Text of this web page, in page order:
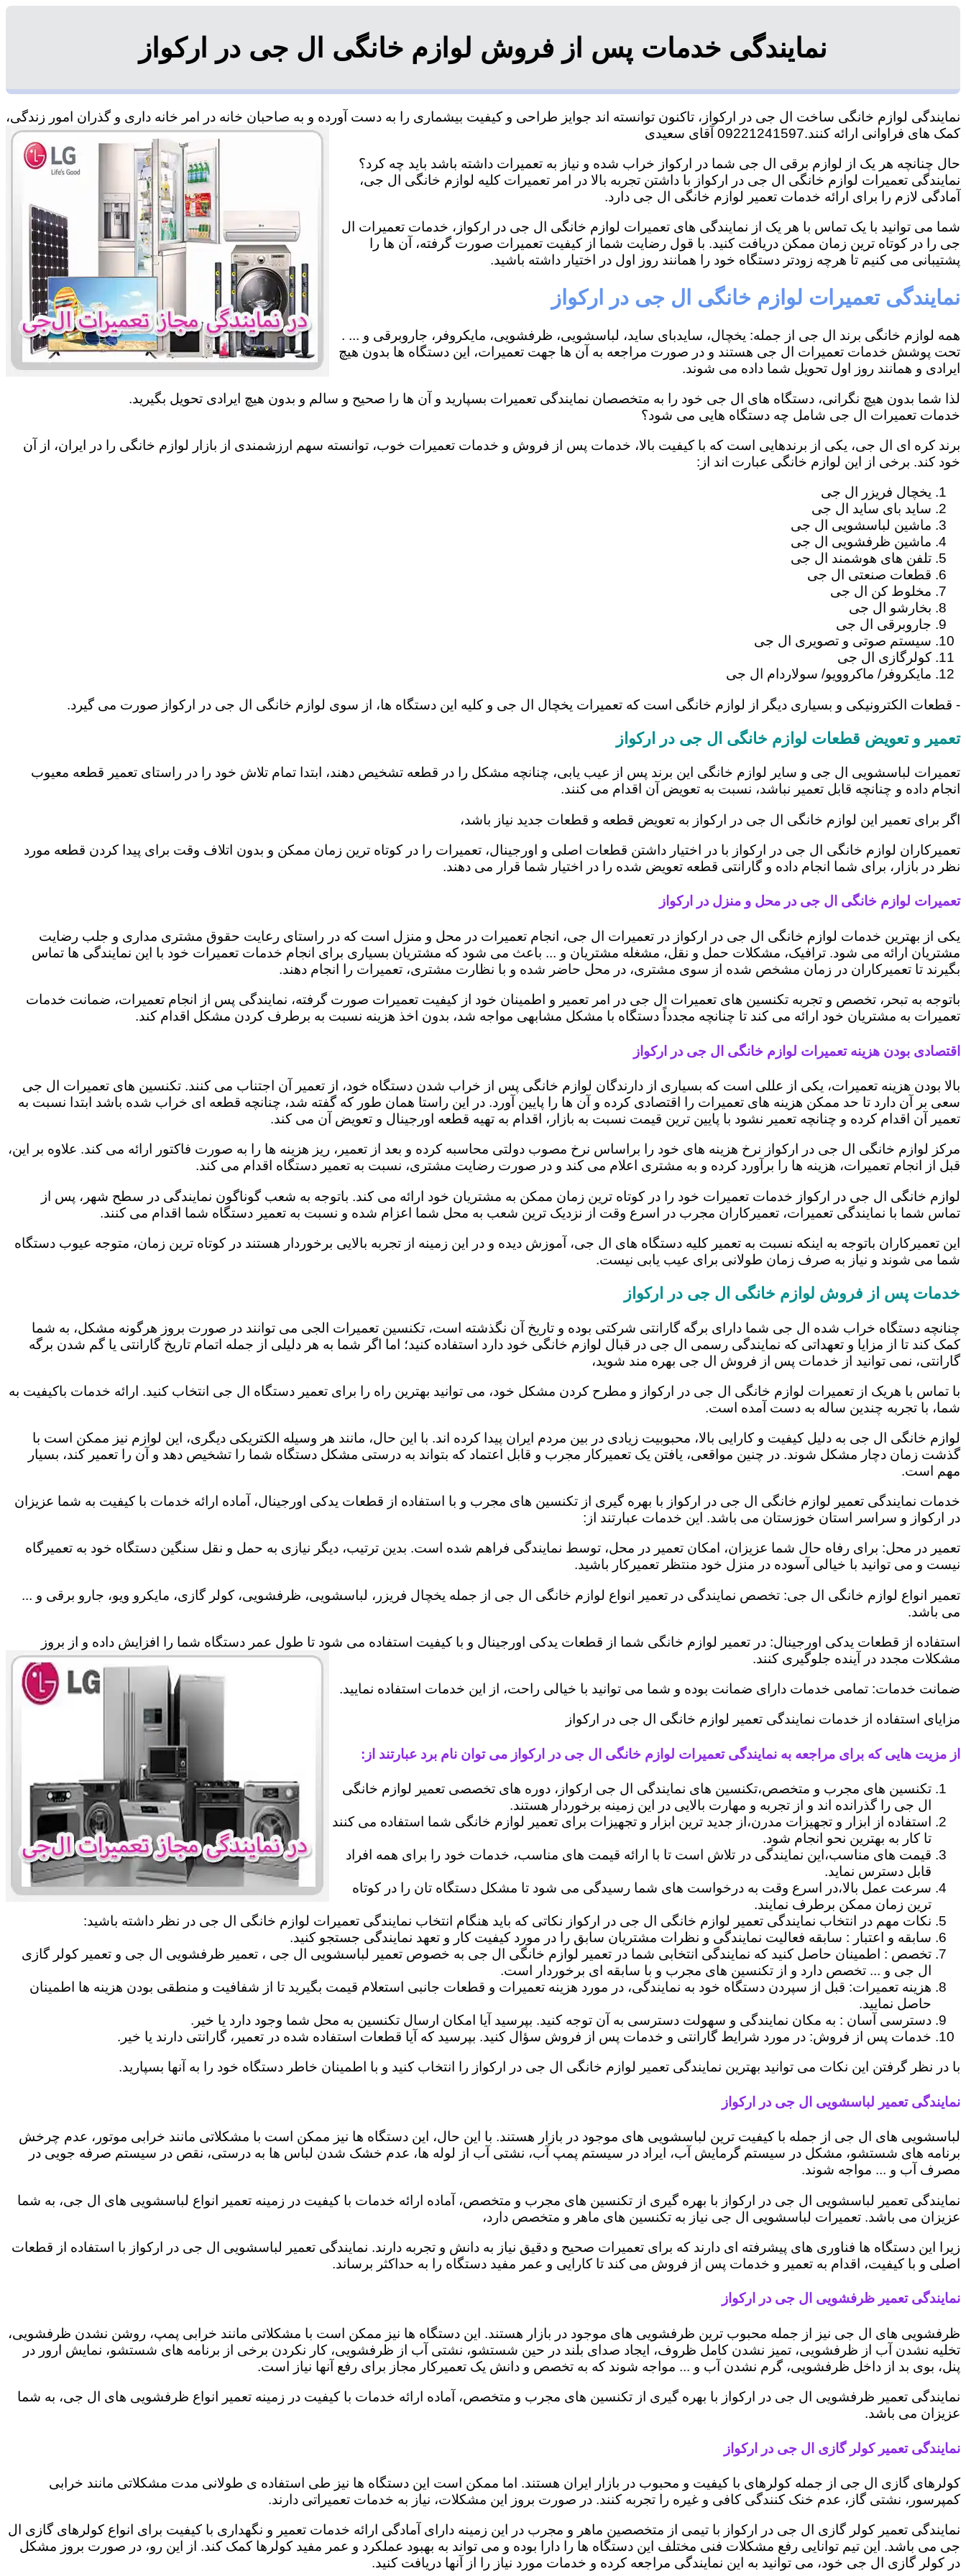
نمایندگی خدمات پس از فروش لوازم خانگی ال جی در ارکواز
نمایندگی لوازم خانگی ساخت ال جی در ارکواز، تاکنون توانسته اند جوایز طراحی و کیفیت بیشماری را به دست آورده و به صاحبان خانه در امر خانه داری و گذران امور زندگی،
کمک های فراوانی ارائه کنند.09221241597 آقای سعیدی
حال چنانچه هر یک از لوازم برقی ال جی شما در ارکواز خراب شده و نیاز به تعمیرات داشته باشد باید چه کرد؟
نمایندگی تعمیرات لوازم خانگی ال جی در ارکواز با داشتن تجربه بالا در امر تعمیرات کلیه لوازم خانگی ال جی،
آمادگی لازم را برای ارائه خدمات تعمیر لوازم خانگی ال جی دارد.
شما می توانید با یک تماس با هر یک از نمایندگی های تعمیرات لوازم خانگی ال جی در ارکواز، خدمات تعمیرات ال
جی را در کوتاه ترین زمان ممکن دریافت کنید. با قول رضایت شما از کیفیت تعمیرات صورت گرفته، آن ها را
پشتیبانی می کنیم تا هرچه زودتر دستگاه خود را همانند روز اول در اختیار داشته باشید.
نمایندگی تعمیرات لوازم خانگی ال جی در ارکواز
همه لوازم خانگی برند ال جی از جمله: یخچال، سایدبای ساید، لباسشویی، ظرفشویی، مایکروفر، جاروبرقی و ... .
تحت پوشش خدمات تعمیرات ال جی هستند و در صورت مراجعه به آن ها جهت تعمیرات، این دستگاه ها بدون هیچ
ایرادی و همانند روز اول تحویل شما داده می شوند.
لذا شما بدون هیچ نگرانی، دستگاه های ال جی خود را به متخصصان نمایندگی تعمیرات بسپارید و آن ها را صحیح و سالم و بدون هیچ ایرادی تحویل بگیرید.
خدمات تعمیرات ال جی شامل چه دستگاه هایی می شود؟
برند کره ای ال جی، یکی از برندهایی است که با کیفیت بالا، خدمات پس از فروش و خدمات تعمیرات خوب، توانسته سهم ارزشمندی از بازار لوازم خانگی را در ایران، از آن
خود کند. برخی از این لوازم خانگی عبارت اند از:
یخچال فریزر ال جی
ساید بای ساید ال جی
ماشین لباسشویی ال جی
ماشین ظرفشویی ال جی
تلفن های هوشمند ال جی
قطعات صنعتی ال جی
مخلوط کن ال جی
بخارشو ال جی
جاروبرقی ال جی
سیستم صوتی و تصویری ال جی
کولرگازی ال جی
مایکروفر/ ماکروویو/ سولاردام ال جی
- قطعات الکترونیکی و بسیاری دیگر از لوازم خانگی است که تعمیرات یخچال ال جی و کلیه این دستگاه ها، از سوی لوازم خانگی ال جی در ارکواز صورت می گیرد.
تعمیر و تعویض قطعات لوازم خانگی ال جی در ارکواز
تعمیرات لباسشویی ال جی و سایر لوازم خانگی این برند پس از عیب یابی، چنانچه مشکل را در قطعه تشخیص دهند، ابتدا تمام تلاش خود را در راستای تعمیر قطعه معیوب
انجام داده و چنانچه قابل تعمیر نباشد، نسبت به تعویض آن اقدام می کنند.
اگر برای تعمیر این لوازم خانگی ال جی در ارکواز به تعویض قطعه و قطعات جدید نیاز باشد،
تعمیرکاران لوازم خانگی ال جی در ارکواز با در اختیار داشتن قطعات اصلی و اورجینال، تعمیرات را در کوتاه ترین زمان ممکن و بدون اتلاف وقت برای پیدا کردن قطعه مورد
نظر در بازار، برای شما انجام داده و گارانتی قطعه تعویض شده را در اختیار شما قرار می دهند.
تعمیرات لوازم خانگی ال جی در محل و منزل در ارکواز
یکی از بهترین خدمات لوازم خانگی ال جی در ارکواز در تعمیرات ال جی، انجام تعمیرات در محل و منزل است که در راستای رعایت حقوق مشتری مداری و جلب رضایت
مشتریان ارائه می شود. ترافیک، مشکلات حمل و نقل، مشغله مشتریان و ... باعث می شود که مشتریان بسیاری برای انجام خدمات تعمیرات خود با این نمایندگی ها تماس
بگیرند تا تعمیرکاران در زمان مشخص شده از سوی مشتری، در محل حاضر شده و با نظارت مشتری، تعمیرات را انجام دهند.
باتوجه به تبحر، تخصص و تجربه تکنسین های تعمیرات ال جی در امر تعمیر و اطمینان خود از کیفیت تعمیرات صورت گرفته، نمایندگی پس از انجام تعمیرات، ضمانت خدمات
تعمیرات به مشتریان خود ارائه می کند تا چنانچه مجدداً دستگاه با مشکل مشابهی مواجه شد، بدون اخذ هزینه نسبت به برطرف کردن مشکل اقدام کند.
اقتصادی بودن هزینه تعمیرات لوازم خانگی ال جی در ارکواز
بالا بودن هزینه تعمیرات، یکی از عللی است که بسیاری از دارندگان لوازم خانگی پس از خراب شدن دستگاه خود، از تعمیر آن اجتناب می کنند. تکنسین های تعمیرات ال جی
سعی بر آن دارد تا حد ممکن هزینه های تعمیرات را اقتصادی کرده و آن ها را پایین آورد. در این راستا همان طور که گفته شد، چنانچه قطعه ای خراب شده باشد ابتدا نسبت به
تعمیر آن اقدام کرده و چنانچه تعمیر نشود با پایین ترین قیمت نسبت به بازار، اقدام به تهیه قطعه اورجینال و تعویض آن می کند.
مرکز لوازم خانگی ال جی در ارکواز نرخ هزینه های خود را براساس نرخ مصوب دولتی محاسبه کرده و بعد از تعمیر، ریز هزینه ها را به صورت فاکتور ارائه می کند. علاوه بر این،
قبل از انجام تعمیرات، هزینه ها را برآورد کرده و به مشتری اعلام می کند و در صورت رضایت مشتری، نسبت به تعمیر دستگاه اقدام می کند.
لوازم خانگی ال جی در ارکواز خدمات تعمیرات خود را در کوتاه ترین زمان ممکن به مشتریان خود ارائه می کند. باتوجه به شعب گوناگون نمایندگی در سطح شهر، پس از
تماس شما با نمایندگی تعمیرات، تعمیرکاران مجرب در اسرع وقت از نزدیک ترین شعب به محل شما اعزام شده و نسبت به تعمیر دستگاه شما اقدام می کنند.
این تعمیرکاران باتوجه به اینکه نسبت به تعمیر کلیه دستگاه های ال جی، آموزش دیده و در این زمینه از تجربه بالایی برخوردار هستند در کوتاه ترین زمان، متوجه عیوب دستگاه
شما می شوند و نیاز به صرف زمان طولانی برای عیب یابی نیست.
خدمات پس از فروش لوازم خانگی ال جی در ارکواز
چنانچه دستگاه خراب شده ال جی شما دارای برگه گارانتی شرکتی بوده و تاریخ آن نگذشته است، تکنسین تعمیرات الجی می توانند در صورت بروز هرگونه مشکل، به شما
کمک کند تا از مزایا و تعهداتی که نمایندگی رسمی ال جی در قبال لوازم خانگی خود دارد استفاده کنید؛ اما اگر شما به هر دلیلی از جمله اتمام تاریخ گارانتی یا گم شدن برگه
گارانتی، نمی توانید از خدمات پس از فروش ال جی بهره مند شوید،
با تماس با هریک از تعمیرات لوازم خانگی ال جی در ارکواز و مطرح کردن مشکل خود، می توانید بهترین راه را برای تعمیر دستگاه ال جی انتخاب کنید. ارائه خدمات باکیفیت به
شما، با تجربه چندین ساله به دست آمده است.
لوازم خانگی ال جی به دلیل کیفیت و کارایی بالا، محبوبیت زیادی در بین مردم ایران پیدا کرده اند. با این حال، مانند هر وسیله الکتریکی دیگری، این لوازم نیز ممکن است با
گذشت زمان دچار مشکل شوند. در چنین مواقعی، یافتن یک تعمیرکار مجرب و قابل اعتماد که بتواند به درستی مشکل دستگاه شما را تشخیص دهد و آن را تعمیر کند، بسیار
مهم است.
خدمات نمایندگی تعمیر لوازم خانگی ال جی در ارکواز با بهره گیری از تکنسین های مجرب و با استفاده از قطعات یدکی اورجینال، آماده ارائه خدمات با کیفیت به شما عزیزان
در ارکواز و سراسر استان خوزستان می باشد. این خدمات عبارتند از:
تعمیر در محل: برای رفاه حال شما عزیزان، امکان تعمیر در محل، توسط نمایندگی فراهم شده است. بدین ترتیب، دیگر نیازی به حمل و نقل سنگین دستگاه خود به تعمیرگاه
نیست و می توانید با خیالی آسوده در منزل خود منتظر تعمیرکار باشید.
تعمیر انواع لوازم خانگی ال جی: تخصص نمایندگی در تعمیر انواع لوازم خانگی ال جی از جمله یخچال فریزر، لباسشویی، ظرفشویی، کولر گازی، مایکرو ویو، جارو برقی و ...
می باشد.
استفاده از قطعات یدکی اورجینال: در تعمیر لوازم خانگی شما از قطعات یدکی اورجینال و با کیفیت استفاده می شود تا طول عمر دستگاه شما را افزایش داده و از بروز
مشکلات مجدد در آینده جلوگیری کنند.
ضمانت خدمات: تمامی خدمات دارای ضمانت بوده و شما می توانید با خیالی راحت، از این خدمات استفاده نمایید.
مزایای استفاده از خدمات نمایندگی تعمیر لوازم خانگی ال جی در ارکواز
از مزیت هایی که برای مراجعه به نمایندگی تعمیرات لوازم خانگی ال جی در ارکواز می توان نام برد عبارتند از:
تکنسین های مجرب و متخصص،تکنسین های نمایندگی ال جی ارکواز، دوره های تخصصی تعمیر لوازم خانگی
ال جی را گذرانده اند و از تجربه و مهارت بالایی در این زمینه برخوردار هستند.
استفاده از ابزار و تجهیزات مدرن،از جدید ترین ابزار و تجهیزات برای تعمیر لوازم خانگی شما استفاده می کنند
تا کار به بهترین نحو انجام شود.
قیمت های مناسب،این نمایندگی در تلاش است تا با ارائه قیمت های مناسب، خدمات خود را برای همه افراد
قابل دسترس نماید.
سرعت عمل بالا،در اسرع وقت به درخواست های شما رسیدگی می شود تا مشکل دستگاه تان را در کوتاه
ترین زمان ممکن برطرف نمایند.
نکات مهم در انتخاب نمایندگی تعمیر لوازم خانگی ال جی در ارکواز نکاتی که باید هنگام انتخاب نمایندگی تعمیرات لوازم خانگی ال جی در نظر داشته باشید:
سابقه و اعتبار : سابقه فعالیت نمایندگی و نظرات مشتریان سابق را در مورد کیفیت کار و تعهد نمایندگی جستجو کنید.
تخصص : اطمینان حاصل کنید که نمایندگی انتخابی شما در تعمیر لوازم خانگی ال جی به خصوص تعمیر لباسشویی ال جی ، تعمیر ظرفشویی ال جی و تعمیر کولر گازی
ال جی و ... تخصص دارد و از تکنسین های مجرب و با سابقه ای برخوردار است.
هزینه تعمیرات: قبل از سپردن دستگاه خود به نمایندگی، در مورد هزینه تعمیرات و قطعات جانبی استعلام قیمت بگیرید تا از شفافیت و منطقی بودن هزینه ها اطمینان
حاصل نمایید.
دسترسی آسان : به مکان نمایندگی و سهولت دسترسی به آن توجه کنید. بپرسید آیا امکان ارسال تکنسین به محل شما وجود دارد یا خیر.
خدمات پس از فروش: در مورد شرایط گارانتی و خدمات پس از فروش سؤال کنید. بپرسید که آیا قطعات استفاده شده در تعمیر، گارانتی دارند یا خیر.
با در نظر گرفتن این نکات می توانید بهترین نمایندگی تعمیر لوازم خانگی ال جی در ارکواز را انتخاب کنید و با اطمینان خاطر دستگاه خود را به آنها بسپارید.
نمایندگی تعمیر لباسشویی ال جی در ارکواز
لباسشویی های ال جی از جمله با کیفیت ترین لباسشویی های موجود در بازار هستند. با این حال، این دستگاه ها نیز ممکن است با مشکلاتی مانند خرابی موتور، عدم چرخش
برنامه های شستشو، مشکل در سیستم گرمایش آب، ایراد در سیستم پمپ آب، نشتی آب از لوله ها، عدم خشک شدن لباس ها به درستی، نقص در سیستم صرفه جویی در
مصرف آب و ... مواجه شوند.
نمایندگی تعمیر لباسشویی ال جی در ارکواز با بهره گیری از تکنسین های مجرب و متخصص، آماده ارائه خدمات با کیفیت در زمینه تعمیر انواع لباسشویی های ال جی، به شما
عزیزان می باشد. تعمیرات لباسشویی ال جی نیاز به تکنسین های ماهر و متخصص دارد،
زیرا این دستگاه ها فناوری های پیشرفته ای دارند که برای تعمیرات صحیح و دقیق نیاز به دانش و تجربه دارند. نمایندگی تعمیر لباسشویی ال جی در ارکواز با استفاده از قطعات
اصلی و با کیفیت، اقدام به تعمیر و خدمات پس از فروش می کند تا کارایی و عمر مفید دستگاه را به حداکثر برساند.
نمایندگی تعمیر ظرفشویی ال جی در ارکواز
ظرفشویی های ال جی نیز از جمله محبوب ترین ظرفشویی های موجود در بازار هستند. این دستگاه ها نیز ممکن است با مشکلاتی مانند خرابی پمپ، روشن نشدن ظرفشویی،
تخلیه نشدن آب از ظرفشویی، تمیز نشدن کامل ظروف، ایجاد صدای بلند در حین شستشو، نشتی آب از ظرفشویی، کار نکردن برخی از برنامه های شستشو، نمایش ارور در
پنل، بوی بد از داخل ظرفشویی، گرم نشدن آب و ... مواجه شوند که به تخصص و دانش یک تعمیرکار مجاز برای رفع آنها نیاز است.
نمایندگی تعمیر ظرفشویی ال جی در ارکواز با بهره گیری از تکنسین های مجرب و متخصص، آماده ارائه خدمات با کیفیت در زمینه تعمیر انواع ظرفشویی های ال جی، به شما
عزیزان می باشد.
نمایندگی تعمیر کولر گازی ال جی در ارکواز
کولرهای گازی ال جی از جمله کولرهای با کیفیت و محبوب در بازار ایران هستند. اما ممکن است این دستگاه ها نیز طی استفاده ی طولانی مدت مشکلاتی مانند خرابی
کمپرسور، نشتی گاز، عدم خنک کنندگی کافی و غیره را تجربه کنند. در صورت بروز این مشکلات، نیاز به خدمات تعمیراتی دارند.
نمایندگی تعمیر کولر گازی ال جی در ارکواز با تیمی از متخصصین ماهر و مجرب در این زمینه دارای آمادگی ارائه خدمات تعمیر و نگهداری با کیفیت برای انواع کولرهای گازی ال
جی می باشد. این تیم توانایی رفع مشکلات فنی مختلف این دستگاه ها را دارا بوده و می تواند به بهبود عملکرد و عمر مفید کولرها کمک کند. از این رو، در صورت بروز مشکل
در کولر گازی ال جی خود، می توانید به این نمایندگی مراجعه کرده و خدمات مورد نیاز را از آنها دریافت کنید.